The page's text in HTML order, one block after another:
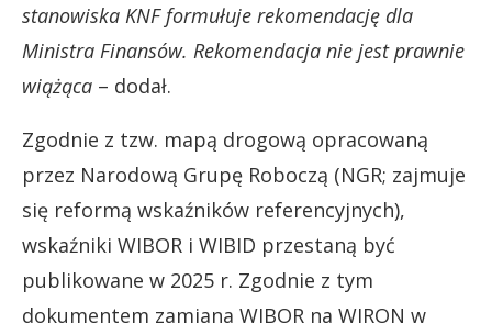
stanowiska KNF formułuje rekomendację dla
Ministra Finansów. Rekomendacja nie jest prawnie
wiążąca – dodał.
Zgodnie z tzw. mapą drogową opracowaną
przez Narodową Grupę Roboczą (NGR; zajmuje
się reformą wskaźników referencyjnych),
wskaźniki WIBOR i WIBID przestaną być
publikowane w 2025 r. Zgodnie z tym
dokumentem zamiana WIBOR na WIRON w